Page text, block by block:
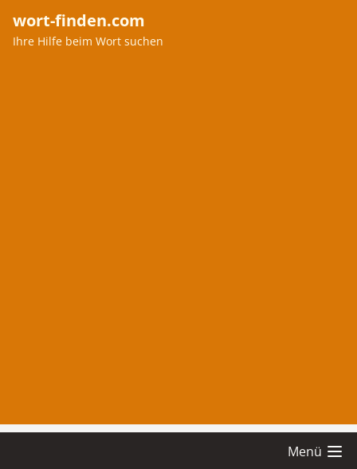
wort-finden.com
Ihre Hilfe beim Wort suchen
Menü